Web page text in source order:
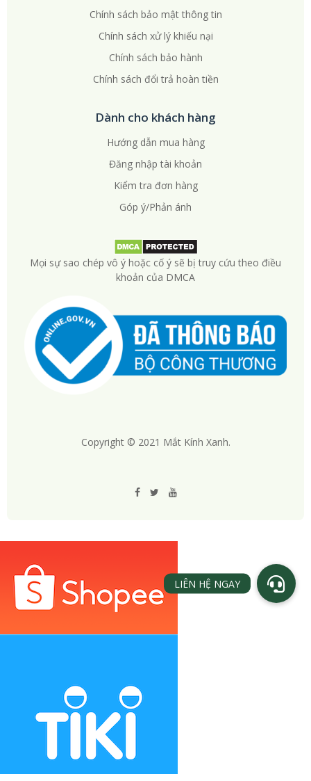
Chính sách bảo mật thông tin
Chính sách xử lý khiếu nại
Chính sách bảo hành
Chính sách đổi trả hoàn tiền
Dành cho khách hàng
Hướng dẫn mua hàng
Đăng nhập tài khoản
Kiểm tra đơn hàng
Góp ý/Phản ánh
Mọi sự sao chép vô ý hoặc cố ý sẽ bị truy cứu theo điều
khoản của DMCA
Copyright © 2021 Mắt Kính Xanh.